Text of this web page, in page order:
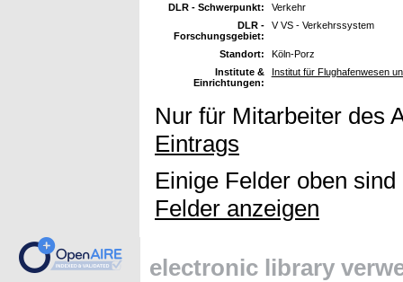
DLR - Schwerpunkt:
Verkehr
DLR -
Forschungsgebiet:
V VS - Verkehrssystem
Standort:
Köln-Porz
Institute &
Einrichtungen:
Institut für Flughafenwesen
Nur für Mitarbeiter des
Eintrags
Einige Felder oben
Felder anzeigen
electronic library